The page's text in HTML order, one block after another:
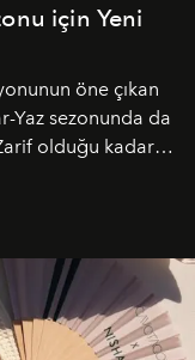
için Yeni
öne çıkan
Yaz sezonunda da
olduğu kadar